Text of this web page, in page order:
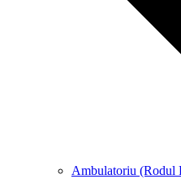
Ambulatoriu (Rodul